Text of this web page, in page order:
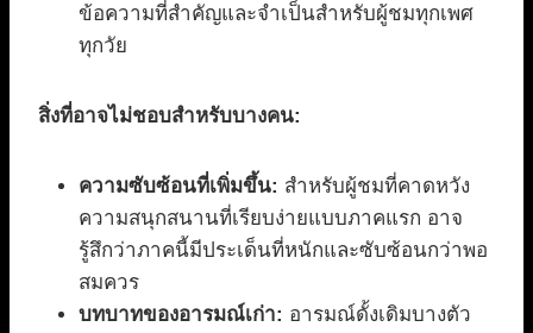
ข้อความที่สำคัญและจำเป็นสำหรับผู้ชมทุกเพศ
ทุกวัย
สิ่งที่อาจไม่ชอบสำหรับบางคน:
ความซับซ้อนที่เพิ่มขึ้น: สำหรับผู้ชมที่คาดหวัง
ความสนุกสนานที่เรียบง่ายแบบภาคแรก อาจ
รู้สึกว่าภาคนี้มีประเด็นที่หนักและซับซ้อนกว่าพอ
สมควร
บทบาทของอารมณ์เก่า: อารมณ์ดั้งเดิมบางตัว